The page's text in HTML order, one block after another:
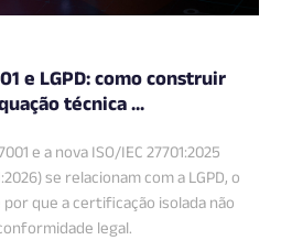
e LGPD: como construir
técnica ...
e a nova ISO/IEC 27701:2025
se relacionam com a LGPD, o
que a certificação isolada não
legal.